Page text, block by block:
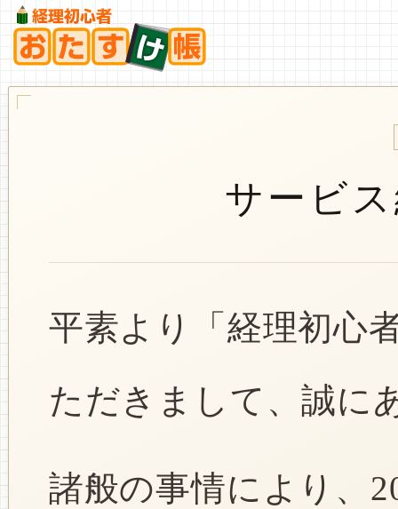
サービ
平素より「経理初心
ただきまして、誠に
諸般の事情により、